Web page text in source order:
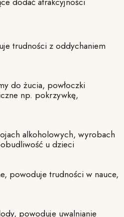
trudności z oddychaniem
do żucia, powłoczki
np. pokrzywkę,
alkoholowych, wyrobach
u dzieci
powoduje trudności w nauce,
powoduje uwalnianie